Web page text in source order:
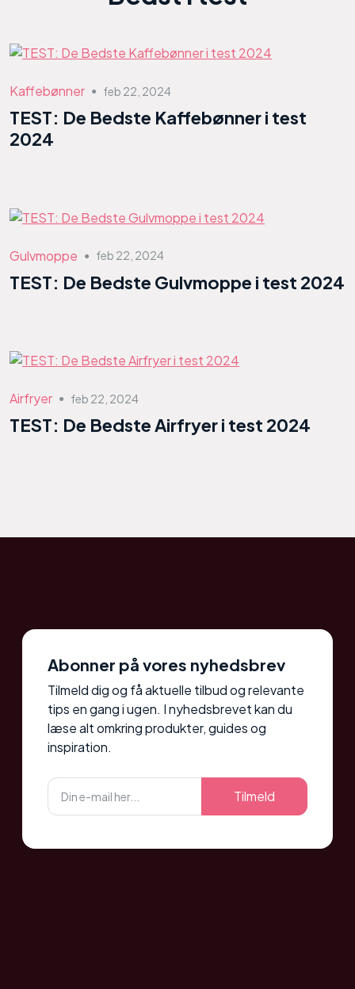
Kaffebønner ● feb 22, 2024
TEST: De Bedste Kaffebønner i test
2024
Gulvmoppe ● feb 22, 2024
TEST: De Bedste Gulvmoppe i test 2024
Airfryer ● feb 22, 2024
TEST: De Bedste Airfryer i test 2024
Abonner på vores nyhedsbrev
Tilmeld dig og få aktuelle tilbud og relevante
tips en gang i ugen. I nyhedsbrevet kan du
læse alt omkring produkter, guides og
inspiration.
Tilmeld